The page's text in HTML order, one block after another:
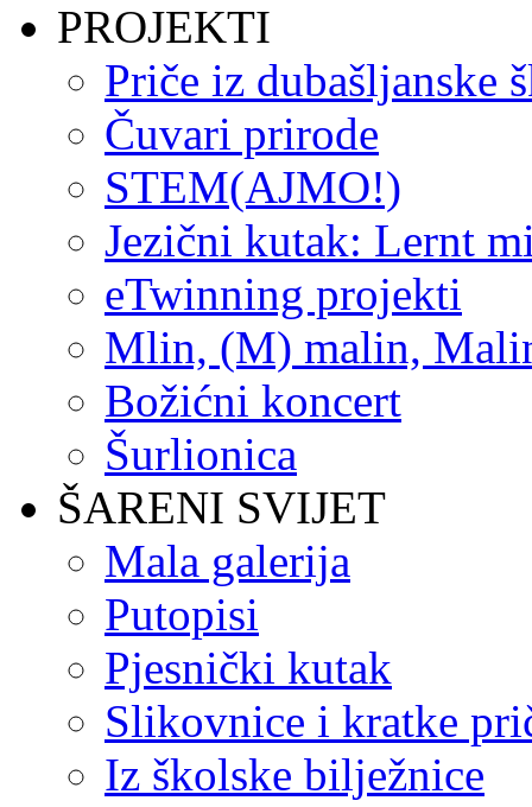
PROJEKTI
Priče iz dubašljanske
Čuvari prirode
STEM(AJMO!)
Jezični kutak: Lernt
eTwinning projekti
Mlin, (M) malin,
Božićni koncert
Šurlionica
ŠARENI SVIJET
Mala galerija
Putopisi
Pjesnički kutak
Slikovnice i kratke
Iz školske bilježnice